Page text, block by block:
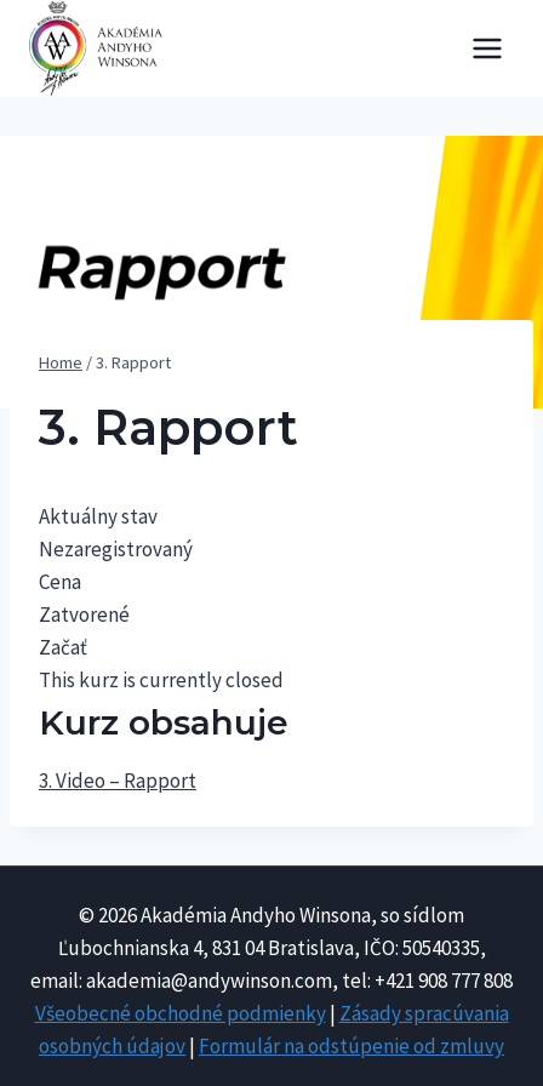
content
Home /3. Rapport
3. Rapport
Aktuálny stav
Nezaregistrovaný
Cena
Zatvorené
Začať
This kurz is currently closed
Kurz obsahuje
3. Video – Rapport
© 2026 Akadémia Andyho Winsona, so sídlom
Ľubochnianska 4, 831 04 Bratislava, IČO: 50540335,
email: akademia@andywinson.com, tel: +421 908 777 808
Všeobecné obchodné podmienky| Zásady spracúvania
osobných údajov| Formulár na odstúpenie od zmluvy